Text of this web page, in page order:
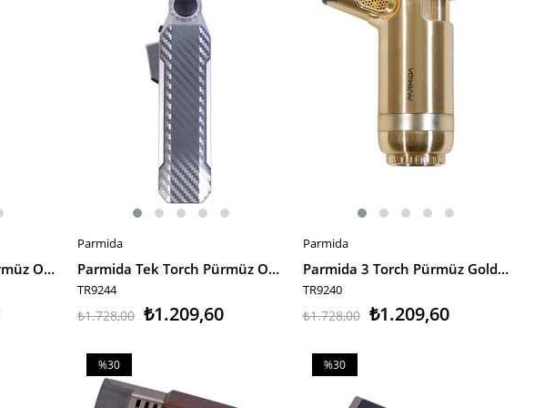
Parmida Tek Torch Pürmüz Oynar Başlıklı Gold Masa Tipi Metal Puro Çakmağı
SEPETE EKLE
Parmida
Parmida Tek Torch Pürmüz Oynar Başlıklı Karbon Desenli Gümüş Masa Tipi Metal Puro Çakmağı
TR9244
₺1.209,60
₺1.728,00
SEPETE EKLE
Parmida
Parmida 3 Torch Pürmüz Gold Masa Tipi Metal Puro Çakmağı
TR9240
₺1.209,60
₺1.728,00
%30
İndirim
%30